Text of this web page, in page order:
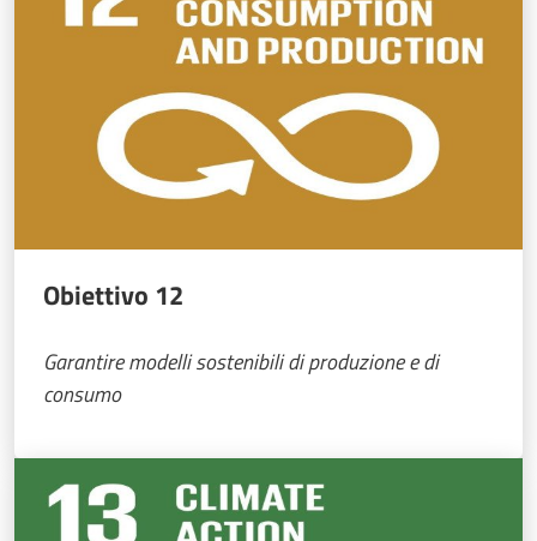
Obiettivo 12
Garantire modelli sostenibili di produzione e di
consumo